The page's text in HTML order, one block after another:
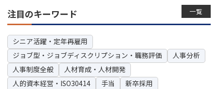
一覧
注目のキーワード
シニア活躍・定年再雇用
ジョブ型・ジョブディスクリプション・職務評価
人事分析
人事制度全般
人材育成・人材開発
人的資本経営・ISO30414
手当
新卒採用